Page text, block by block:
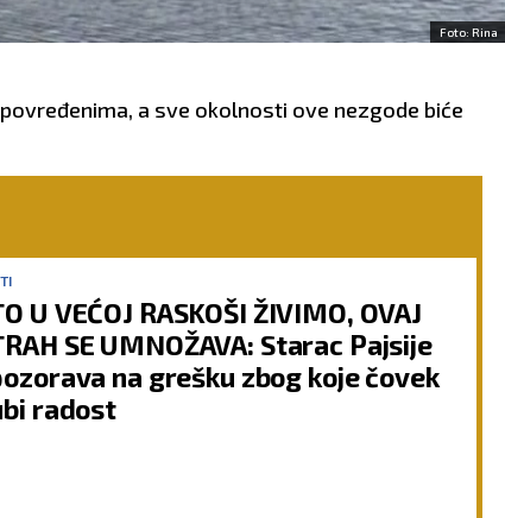
Foto: Rina
a sve okolnosti ove nezgode biće
U VEĆOJ RASKOŠI ŽIVIMO, OVAJ
SE UMNOŽAVA: Starac Pajsije
na grešku zbog koje čovek
radost